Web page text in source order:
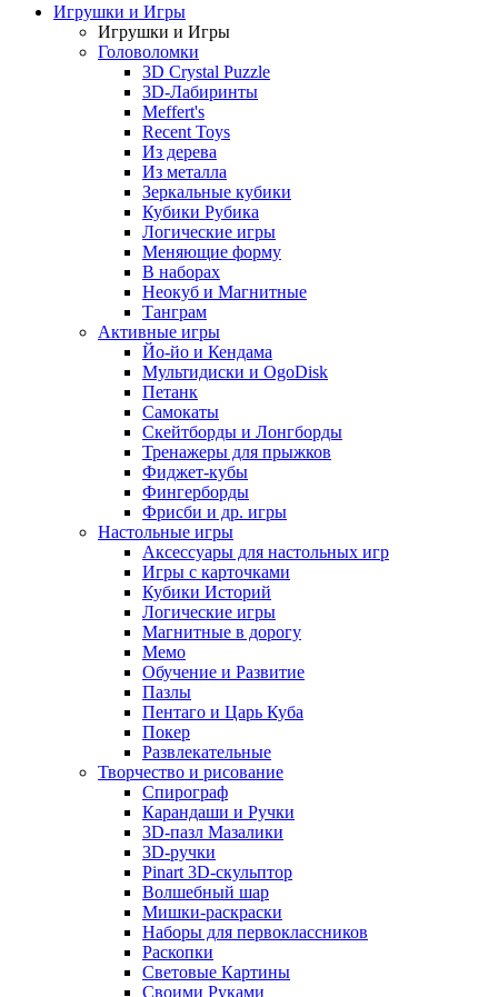
Игрушки и Игры
Игрушки и Игры
Головоломки
3D Crystal Puzzle
3D-Лабиринты
Meffert's
Recent Toys
Из дерева
Из металла
Зеркальные кубики
Кубики Рубика
Логические игры
Меняющие форму
В наборах
Неокуб и Магнитные
Танграм
Активные игры
Йо-йо и Кендама
Мультидиски и OgoDisk
Петанк
Самокаты
Скейтборды и Лонгборды
Тренажеры для прыжков
Фиджет-кубы
Фингерборды
Фрисби и др. игры
Настольные игры
Аксессуары для настольных игр
Игры с карточками
Кубики Историй
Логические игры
Магнитные в дорогу
Мемо
Обучение и Развитие
Пазлы
Пентаго и Царь Куба
Покер
Развлекательные
Творчество и рисование
Спирограф
Карандаши и Ручки
3D-пазл Мазалики
3D-ручки
Pinart 3D-скульптор
Волшебный шар
Мишки-раскраски
Наборы для первоклассников
Раскопки
Световые Картины
Своими Руками